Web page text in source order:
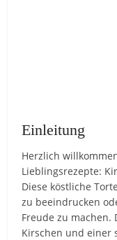
Einleitung
Herzlich
Lieblingsrezepte:
Diese köstliche
zu beeindrucken
Freude zu machen.
Kirschen und einer